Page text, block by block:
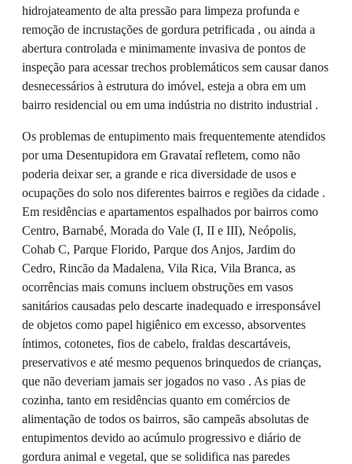
hidrojateamento de alta pressão para limpeza profunda e
remoção de incrustações de gordura petrificada , ou ainda a
abertura controlada e minimamente invasiva de pontos de
inspeção para acessar trechos problemáticos sem causar danos
desnecessários à estrutura do imóvel, esteja a obra em um
bairro residencial ou em uma indústria no distrito industrial .
Os problemas de entupimento mais frequentemente atendidos
por uma Desentupidora em Gravataí refletem, como não
poderia deixar ser, a grande e rica diversidade de usos e
ocupações do solo nos diferentes bairros e regiões da cidade .
Em residências e apartamentos espalhados por bairros como
Centro, Barnabé, Morada do Vale (I, II e III), Neópolis,
Cohab C, Parque Florido, Parque dos Anjos, Jardim do
Cedro, Rincão da Madalena, Vila Rica, Vila Branca, as
ocorrências mais comuns incluem obstruções em vasos
sanitários causadas pelo descarte inadequado e irresponsável
de objetos como papel higiênico em excesso, absorventes
íntimos, cotonetes, fios de cabelo, fraldas descartáveis,
preservativos e até mesmo pequenos brinquedos de crianças,
que não deveriam jamais ser jogados no vaso . As pias de
cozinha, tanto em residências quanto em comércios de
alimentação de todos os bairros, são campeãs absolutas de
entupimentos devido ao acúmulo progressivo e diário de
gordura animal e vegetal, que se solidifica nas paredes